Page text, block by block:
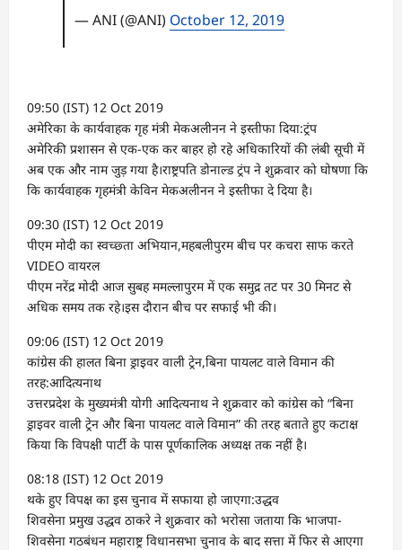
— ANI (@ANI) October 12, 2019
09:50 (IST) 12 Oct 2019
अमेरिका के कार्यवाहक गृह मंत्री मेकअलीनन ने इस्तीफा दिया:ट्रंप
अमेरिकी प्रशासन से एक-एक कर बाहर हो रहे अधिकारियों की लंबी सूची में
अब एक और नाम जुड़ गया है।राष्ट्रपति डोनाल्ड ट्रंप ने शुक्रवार को घोषणा कि
कि कार्यवाहक गृहमंत्री केविन मेकअलीनन ने इस्तीफा दे दिया है।
09:30 (IST) 12 Oct 2019
पीएम मोदी का स्वच्छ्ता अभियान,महबलीपुरम बीच पर कचरा साफ करते
VIDEO वायरल
पीएम नरेंद्र मोदी आज सुबह ममल्लापुरम में एक समुद्र तट पर 30 मिनट से
अधिक समय तक रहे।इस दौरान बीच पर सफाई भी की।
09:06 (IST) 12 Oct 2019
कांग्रेस की हालत बिना ड्राइवर वाली ट्रेन,बिना पायलट वाले विमान की
तरह:आदित्यनाथ
उत्तरप्रदेश के मुख्यमंत्री योगी आदित्यनाथ ने शुक्रवार को कांग्रेस को “बिना
ड्राइवर वाली ट्रेन और बिना पायलट वाले विमान” की तरह बताते हुए कटाक्ष
किया कि विपक्षी पार्टी के पास पूर्णकालिक अध्यक्ष तक नहीं है।
08:18 (IST) 12 Oct 2019
थके हुए विपक्ष का इस चुनाव में सफाया हो जाएगा:उद्धव
शिवसेना प्रमुख उद्धव ठाकरे ने शुक्रवार को भरोसा जताया कि भाजपा-
शिवसेना गठबंधन महाराष्ट्र विधानसभा चुनाव के बाद सत्ता में फिर से आएगा